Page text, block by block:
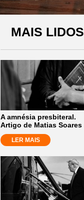
MAIS LIDOS
A amnésia presbiteral.
Artigo de Matias Soares
LER MAIS